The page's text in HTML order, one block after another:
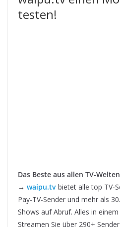
testen!
Das Beste aus allen TV-
→ waipu.tv bietet alle top TV-
Pay-TV-Sender und mehr als
Shows auf Abruf. Alles in einem
Streamen Sie über 290+